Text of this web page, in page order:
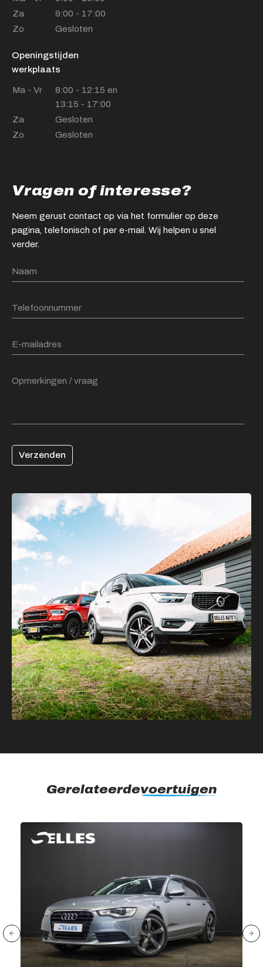
Za
9:00 - 17:00
Zo
Gesloten
Openingstijden
werkplaats
Ma - Vr
8:00 - 12:15 en
13:15 - 17:00
Za
Gesloten
Zo
Gesloten
Vragen of interesse?
Neem gerust contact op via het formulier op deze
pagina, telefonisch of per e-mail. Wij helpen u snel
verder.
Verzenden
Gerelateerdevoertuigen